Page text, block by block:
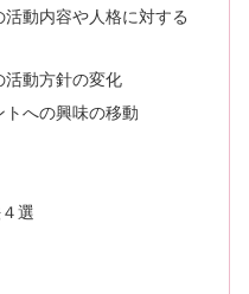
動内容や人格に対する
動方針の変化
への興味の移動
選